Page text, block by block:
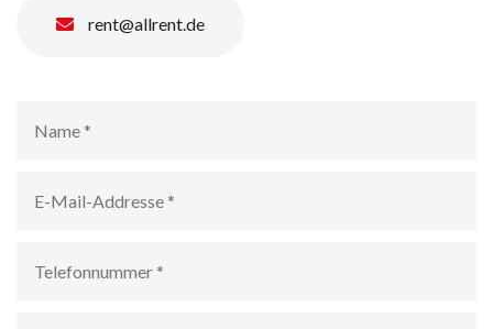
rent@allrent.de
Mail-